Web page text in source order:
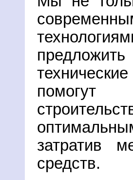
помогут
затратив
средств.